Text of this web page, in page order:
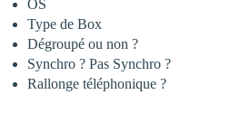
OS
Type de Box
Dégroupé ou non ?
Synchro ? Pas Synchro ?
Rallonge téléphonique ?